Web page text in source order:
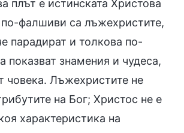
плът е истинската Христова
по-фалшиви са лъжехристите,
парадират и толкова по-
показват знамения и чудеса,
човека. Лъжехристите не
на Бог; Христос не е
характеристика на